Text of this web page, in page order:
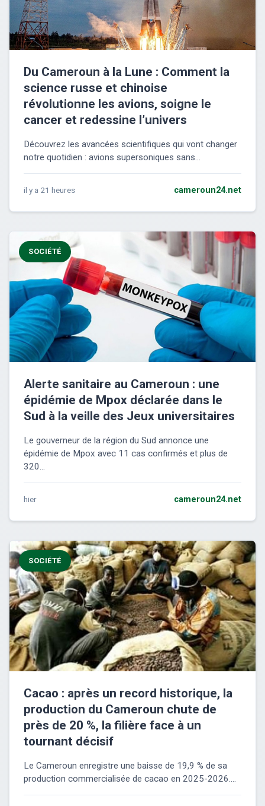
Du Cameroun à la Lune : Comment la
science russe et chinoise
révolutionne les avions, soigne le
cancer et redessine l’univers
Découvrez les avancées scientifiques qui vont changer
notre quotidien : avions supersoniques sans...
il y a 21 heures cameroun24.net
SOCIÉTÉ
Alerte sanitaire au Cameroun : une
épidémie de Mpox déclarée dans le
Sud à la veille des Jeux universitaires
Le gouverneur de la région du Sud annonce une
épidémie de Mpox avec 11 cas confirmés et plus de
320...
hier cameroun24.net
SOCIÉTÉ
Cacao : après un record historique, la
production du Cameroun chute de
près de 20 %, la filière face à un
tournant décisif
Le Cameroun enregistre une baisse de 19,9 % de sa
production commercialisée de cacao en 2025-2026....